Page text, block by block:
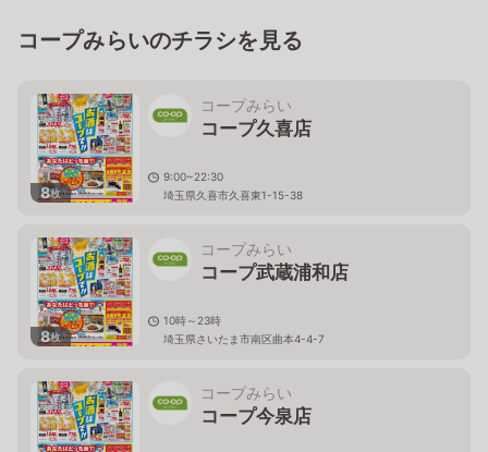
コープみらいのチラシを見る
8枚
コープみらい
コープ久喜店
9:00~22:30
埼玉県久喜市久喜東1-15-38
8枚
コープみらい
コープ武蔵浦和店
10時～23時
埼玉県さいたま市南区曲本4-4-7
コープみらい
コープ今泉店